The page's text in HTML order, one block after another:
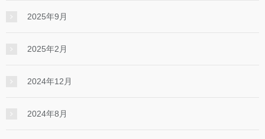
2025年9月
2025年2月
2024年12月
2024年8月